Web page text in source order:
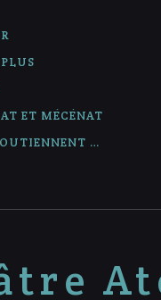
ET MÉCÉNAT
…